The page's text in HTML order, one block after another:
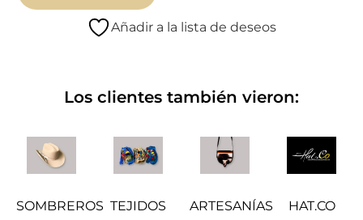
Añadir a la lista de deseos
Los clientes también vieron:
SOMBREROS TEJIDOS ARTESANÍAS HAT.CO